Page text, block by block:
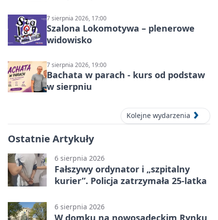
7 sierpnia 2026, 17:00
Szalona Lokomotywa – plenerowe
widowisko
7 sierpnia 2026, 19:00
Bachata w parach - kurs od podstaw
w sierpniu
Kolejne wydarzenia
Ostatnie Artykuły
6 sierpnia 2026
Fałszywy ordynator i „szpitalny
kurier”. Policja zatrzymała 25-latka
6 sierpnia 2026
W domku na nowosądeckim Rynku